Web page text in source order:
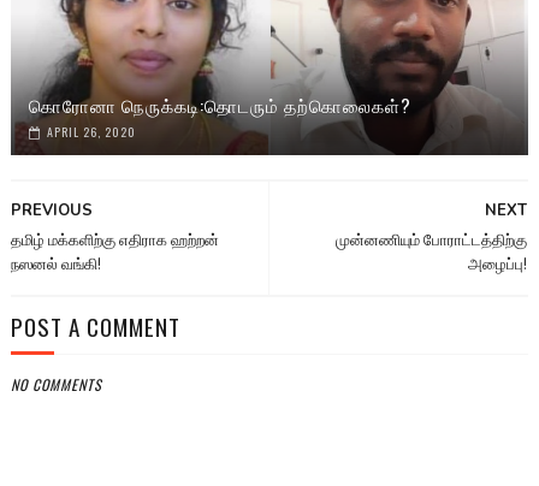
கொரோனா நெருக்கடி:தொடரும் தற்கொலைகள்?
APRIL 26, 2020
NEXT
முன்னணியும் போராட்டத்திற்கு
அழைப்பு!
PREVIOUS
தமிழ் மக்களிற்கு எதிராக ஹற்றன்
நஸனல் வங்கி!
POST A COMMENT
NO COMMENTS